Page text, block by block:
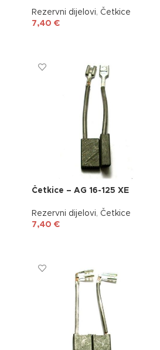
Rezervni dijelovi, Četkice
7,40 €
Četkice – AG 16-125 XE
Rezervni dijelovi, Četkice
7,40 €